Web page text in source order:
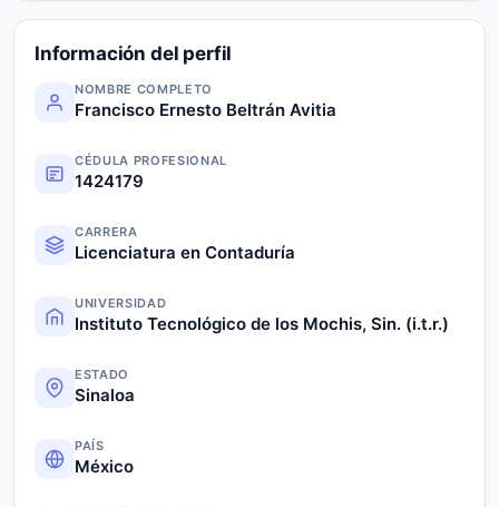
Información del perfil
NOMBRE COMPLETO
Francisco Ernesto Beltrán Avitia
CÉDULA PROFESIONAL
1424179
CARRERA
Licenciatura en Contaduría
UNIVERSIDAD
Instituto Tecnológico de los Mochis, Sin. (i.t.r.)
ESTADO
Sinaloa
PAÍS
México